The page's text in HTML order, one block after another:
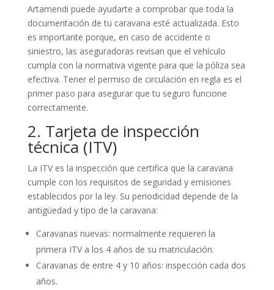
Artamendi puede ayudarte a comprobar que toda la
documentación de tu caravana esté actualizada. Esto
es importante porque, en caso de accidente o
siniestro, las aseguradoras revisan que el vehículo
cumpla con la normativa vigente para que la póliza sea
efectiva. Tener el permiso de circulación en regla es el
primer paso para asegurar que tu seguro funcione
correctamente.
2. Tarjeta de inspección
técnica (ITV)
La ITV es la inspección que certifica que la caravana
cumple con los requisitos de seguridad y emisiones
establecidos por la ley. Su periodicidad depende de la
antigüedad y tipo de la caravana:
Caravanas nuevas: normalmente requieren la
primera ITV a los 4 años de su matriculación.
Caravanas de entre 4 y 10 años: inspección cada dos
años.